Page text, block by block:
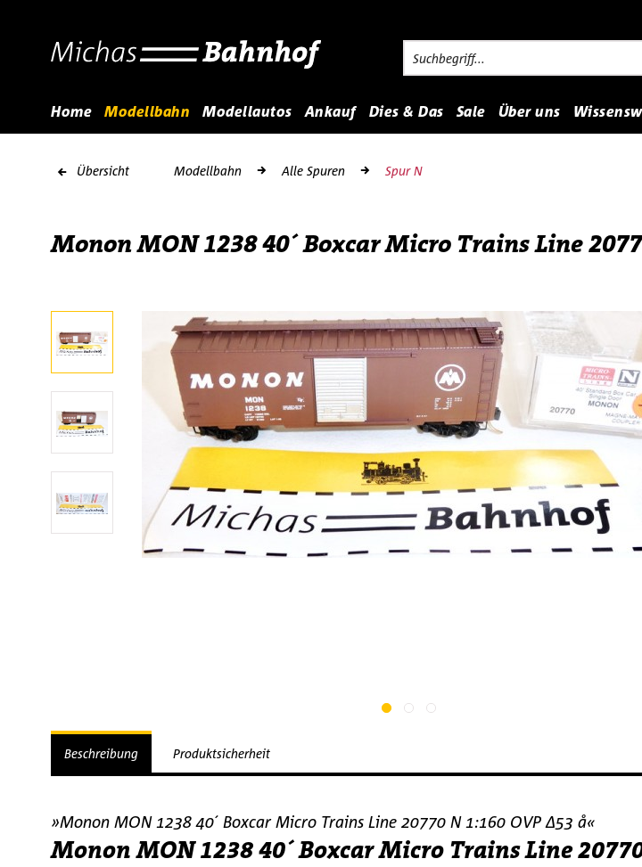
Home Modellbahn Modellautos Ankauf Dies & Das Sale Über uns
Übersicht Modellbahn Alle Spuren Spur N
Monon MON 1238 40´ Boxcar Micro Trains Line
Beschreibung Produktsicherheit
»Monon MON 1238 40´ Boxcar Micro Trains Line 20770 N 1:160 OVP ∆53 å«
Monon MON 1238 40´ Boxcar Micro Trains Line